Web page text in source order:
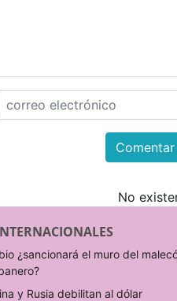
Comentar
No
¿sancionará el muro del
y Rusia debilitan al dólar